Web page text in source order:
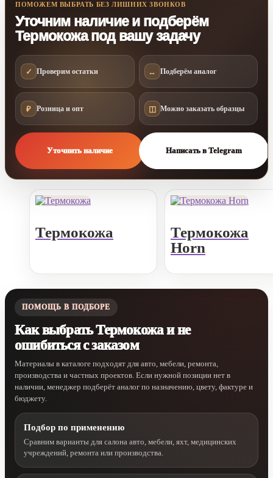
ПОМОЖЕМ ВЫБРАТЬ БЕЗ ЛИШНИХ ЗВОНКОВ
Уточним наличие и подберём
Термокожа под вашу задачу
✓ Проверим остатки ↔ Подберём аналог
₽ Розница и опт ◫ Можно заказать образцы
Уточнить наличие Написать в Telegram
Термокожа
Термокожа
Horn
ПОМОЩЬ В ПОДБОРЕ
Как выбрать Термокожа и не
ошибиться с заказом
Материалы в каталоге подходят для авто, мебели, ремонта,
производства и частных проектов. Если нужной позиции нет в
наличии, менеджер подберёт аналог по назначению, цвету, фактуре и
бюджету.
Подбор по применению
Сравним варианты для салона авто, мебели, яхт, медицинских
учреждений, ремонта или производства.